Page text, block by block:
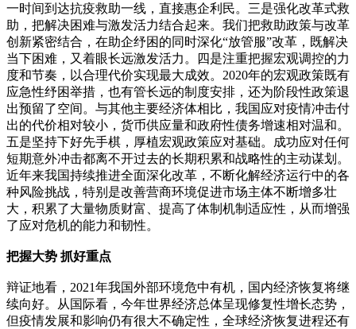
一时间到达抗疫救助一线，直接惠企利民。三是强化改革式救
助，把解决困难与激发活力结合起来。我们把救助政策与改革
创新紧密结合，在助企纾困的同时深化“放管服”改革，既解决
当下困难，又着眼长远激发活力。四是注重把握宏观调控的力
度和节奏，以合理代价实现最大成效。2020年的宏观政策既有
应急性纾困举措，也有管长远的制度安排，还为阶段性政策退
出预留了空间。与其他主要经济体相比，我国应对疫情冲击付
出的代价相对较小，货币供应量和政府性债务增速相对温和。
五是坚持下好先手棋，厚植宏观政策应对基础。成功应对任何
短期意外冲击都离不开过去的长期积累和战略性的主动谋划。
近年来我国持续推进全面深化改革，不断化解经济运行中的各
种风险挑战，特别是改善营商环境促进市场主体不断增多壮
大，积累了大量物质财富、提高了体制机制适应性，从而增强
了应对危机的能力和韧性。
把握大势 抓好重点
辩证地看，2021年我国外部环境危中有机，国内经济恢复将继
续向好。从国际看，今年世界经济总体呈现修复性增长态势，
但疫情发展和影响仍有很大不确定性，全球经济恢复进程还有